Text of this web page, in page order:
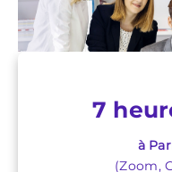
7
à
(Zoom,